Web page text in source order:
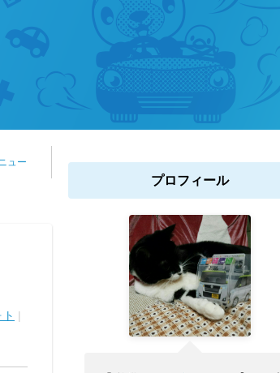
ュー
|
プロフィール